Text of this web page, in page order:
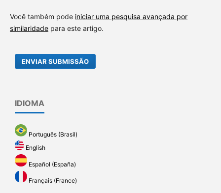
Você também pode iniciar uma pesquisa avançada por
similaridadepara este artigo.
ENVIAR SUBMISSÃO
IDIOMA
Português (Brasil)
English
Español (España)
Français (France)